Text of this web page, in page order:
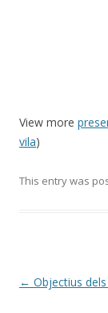
View more
vila)
This entry was
Post
← Objectius